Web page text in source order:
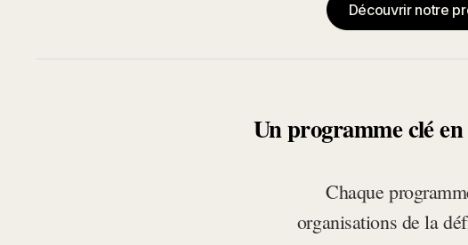
Découvrir notre
Un programme clé
Chaque
organisations de la